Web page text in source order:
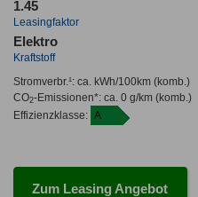
1.45
Leasingfaktor
Elektro
Kraftstoff
Stromverbr.¹: ca. kWh/100km(komb.)
CO2-Emissionen*: ca. 0 g/km(komb.)
Effizienzklasse: A
Zum Leasing Angebot